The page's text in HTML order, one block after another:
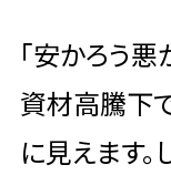
「安かろう
資材高騰下
に見えます